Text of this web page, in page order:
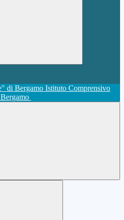
Istituto Comprensivo
Bergamo